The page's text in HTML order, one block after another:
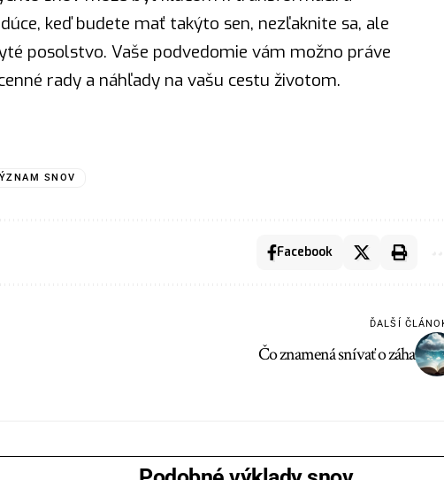
keď budete mať takýto sen, nezľaknite sa, ale
posolstvo. Vaše podvedomie vám možno práve
rady a náhľady na vašu cestu životom.
SNOV
Facebook
ĎALŠÍ
Čo znamená snívať o záha